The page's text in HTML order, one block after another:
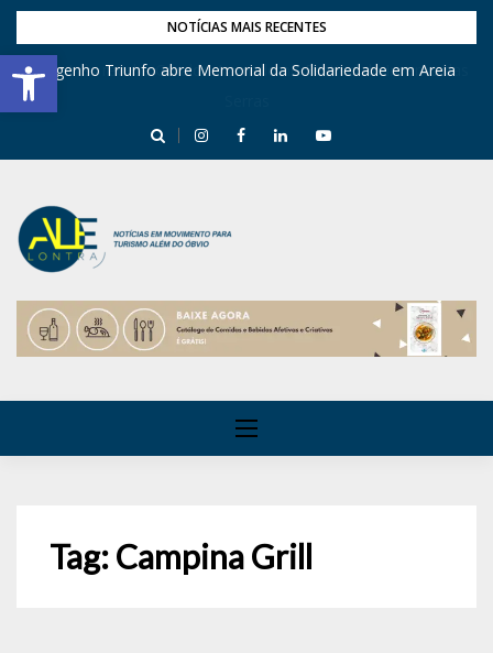
Barra de Ferramentas Aberta
NOTÍCIAS MAIS RECENTES
Engenho Triunfo abre Memorial da Solidariedade em Areia
Tag:Campina Grill